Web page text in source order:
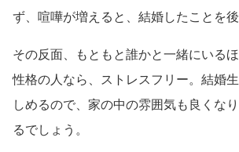
ず、喧嘩が増えると、結婚したことを後
その反面、もともと誰かと一緒にいる
性格の人なら、ストレスフリー。結婚
しめるので、家の中の雰囲気も良くな
るでしょう。